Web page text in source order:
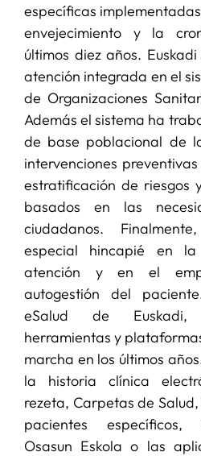
específicas
envejecimiento y la
últimos diez años.
atención integrada en el
de Organizaciones
Además el sistema ha
de base poblacional de
intervenciones
estratificación de riesgos
basados en las
ciudadanos.
especial hincapié en
atención y en el
autogestión del
eSalud de Euskadi,
herramientas y
marcha en los últimos
la historia clínica
rezeta, Carpetas de
pacientes específicos,
Osasun Eskola o las